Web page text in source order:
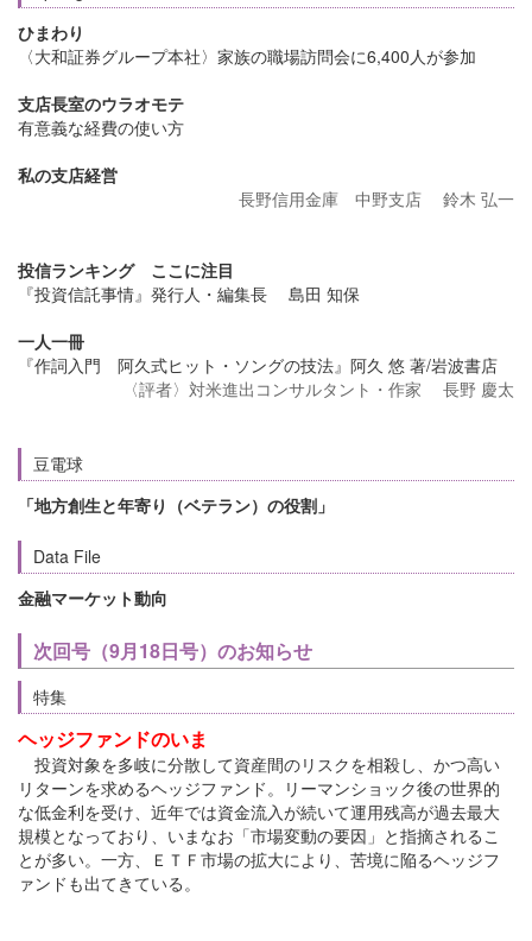
ひまわり
〈大和証券グループ本社〉家族の職場訪問会に6,400人が参加
支店長室のウラオモテ
有意義な経費の使い方
私の支店経営
長野信用金庫 中野支店 鈴木 弘一
投信ランキング ここに注目
『投資信託事情』発行人・編集長 島田 知保
一人一冊
『作詞入門 阿久式ヒット・ソングの技法』阿久 悠 著/岩波書店
〈評者〉対米進出コンサルタント・作家 長野 慶太
豆電球
「地方創生と年寄り（ベテラン）の役割」
Data File
金融マーケット動向
次回号（9月18日号）のお知らせ
特集
ヘッジファンドのいま
投資対象を多岐に分散して資産間のリスクを相殺し、かつ高い
リターンを求めるヘッジファンド。リーマンショック後の世界的
な低金利を受け、近年では資金流入が続いて運用残高が過去最大
規模となっており、いまなお「市場変動の要因」と指摘されるこ
とが多い。一方、ＥＴＦ市場の拡大により、苦境に陥るヘッジフ
ァンドも出てきている。